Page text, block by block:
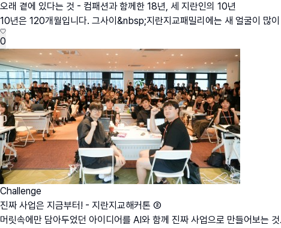
오래 곁에 있다는 것 - 컴패션과 함께한 18년, 세 지란인의 10년
10년은 120개월입니다. 그사이&nbsp;지란지교패밀리에는 새 얼굴이 많
0
Challenge
진짜 사업은 지금부터! - 지란지교해커톤 ②
머릿속에만 담아두었던 아이디어를 AI와 함께 진짜 사업으로 만들어보는